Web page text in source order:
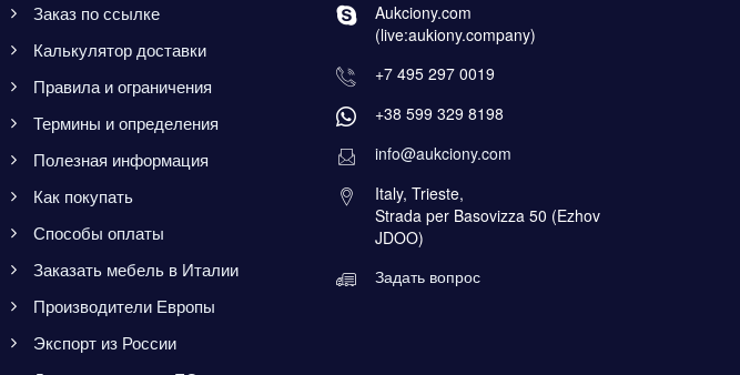
Заказ по ссылке
Калькулятор доставки
Правила и ограничения
Термины и определения
Полезная информация
Как покупать
Способы оплаты
Заказать мебель в Италии
Производители Европы
Экспорт из России
Aukciony.com
(live:aukiony.company)
+7 495 297 0019
+38 599 329 8198
info@aukciony.com
Italy, Trieste,
Strada per Basovizza 50 (Ezhov
JDOO)
Задать вопрос